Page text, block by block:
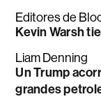
Editores de
Kevin Warsh
Liam Denning
Un Trump
grandes